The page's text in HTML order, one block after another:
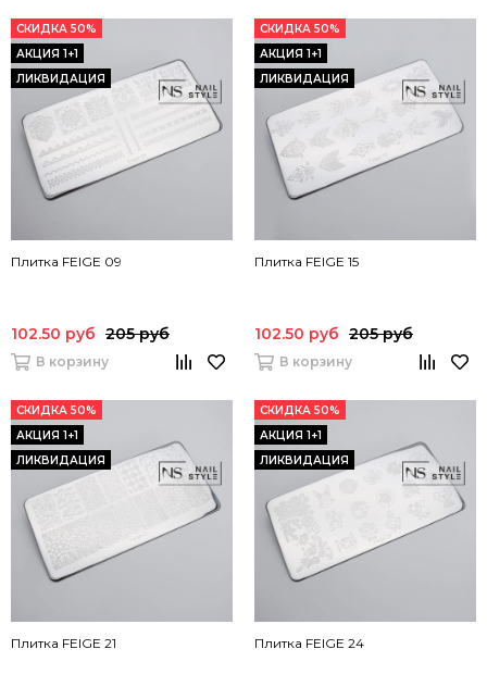
СКИДКА 50%
АКЦИЯ 1+1
ЛИКВИДАЦИЯ
Плитка FEIGE 09
102.50 руб 205 руб
В корзину
СКИДКА 50%
АКЦИЯ 1+1
ЛИКВИДАЦИЯ
Плитка FEIGE 15
102.50 руб 205 руб
В корзину
СКИДКА 50%
АКЦИЯ 1+1
ЛИКВИДАЦИЯ
Плитка FEIGE 21
СКИДКА 50%
АКЦИЯ 1+1
ЛИКВИДАЦИЯ
Плитка FEIGE 24